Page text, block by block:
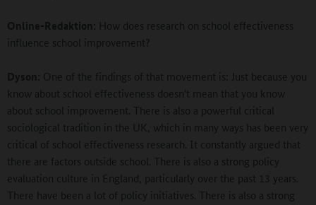
Online-Redaktion: How does research on school effectiveness
influence school improvement?
Dyson: One of the findings of that movement is: Just because you
know about school effectiveness doesn't mean that you know
about school improvement. There is also a powerful critical
sociological tradition in the UK, which in many ways has been very
critical of school effectiveness research. It constantly argued that
there are factors outside school. There is also a strong policy
evaluation culture in England, particularly over the past 13 years.
There have been a lot of policy initiatives. There is also a strong